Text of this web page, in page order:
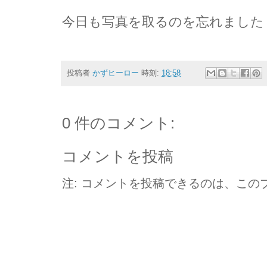
今日も写真を取るのを忘れまし
投稿者 かずヒーロー 時刻: 18:58
0 件のコメント:
コメントを投稿
注: コメントを投稿できるのは、この